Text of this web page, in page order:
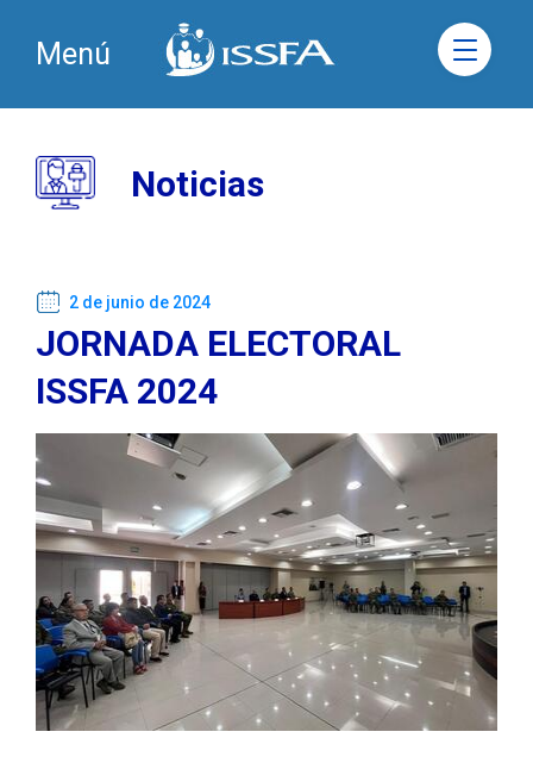
Menú
Noticias
2 de junio de 2024
JORNADA ELECTORAL
ISSFA 2024